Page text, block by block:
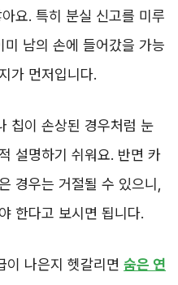
요. 특히 분실 신고를 미루
남의 손에 들어갔을 가능
가 먼저입니다.
칩이 손상된 경우처럼 눈
설명하기 쉬워요. 반면 카
경우는 거절될 수 있으니,
한다고 보시면 됩니다.
이 나은지 헷갈리면 숨은 연